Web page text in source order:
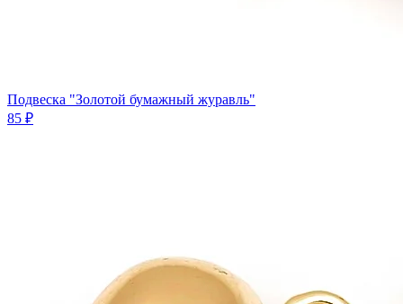
Подвеска "Золотой бумажный журавль"
85 ₽